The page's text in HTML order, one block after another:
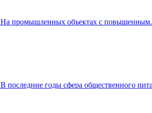
На промышленных объектах с
В последние годы сфера общественного